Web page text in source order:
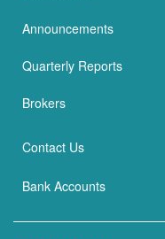
Announcements
Quarterly Reports
Brokers
Contact Us
Bank Accounts